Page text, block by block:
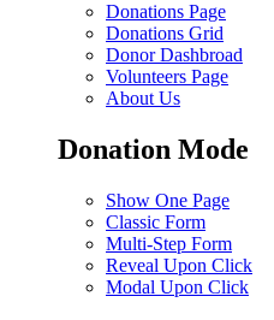
Donations Page
Donations Grid
Donor Dashbroad
Volunteers Page
About Us
Donation Mode
Show One Page
Classic Form
Multi-Step Form
Reveal Upon Click
Modal Upon Click